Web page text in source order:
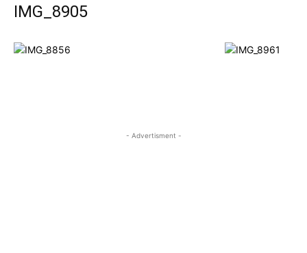
IMG_8905
- Advertisment -